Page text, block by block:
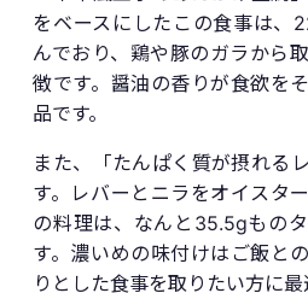
をベースにしたこの食事は、
んでおり、鶏や豚のガラから
徴です。醤油の香りが食欲を
品です。
また、「たんぱく質が摂れる
す。レバーとニラをオイスタ
の料理は、なんと35.5gもの
す。濃いめの味付けはご飯と
りとした食事を取りたい方に最